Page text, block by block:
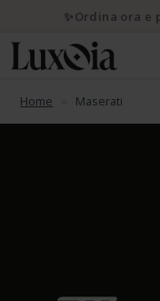
Home Maserati
✨Ordina ora e